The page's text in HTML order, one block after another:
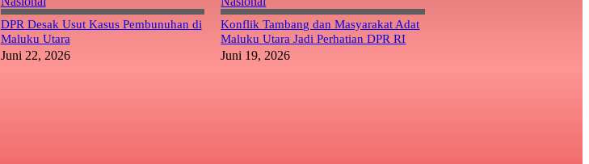
DPR Desak Usut Kasus Pembunuhan di
Maluku Utara
Juni 22, 2026
Konflik Tambang dan Masyarakat Adat
Maluku Utara Jadi Perhatian DPR RI
Juni 19, 2026